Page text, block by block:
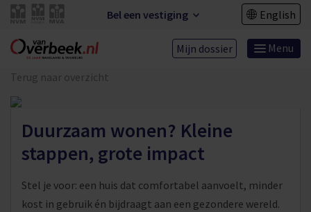
Bel een vestiging English
Mijn dossier Menu
Terug naar overzicht
Duurzaam wonen? Kleine
stappen, grote impact
Stel je voor: een huis dat comfortabel aanvoelt, minder
kost in gebruik én bijdraagt aan een gezondere wereld.